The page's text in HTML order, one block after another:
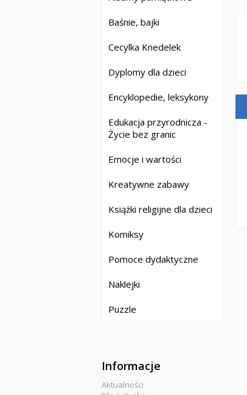
Baśnie, bajki
Cecylka Knedelek
Dyplomy dla dzieci
Encyklopedie, leksykony
Edukacja przyrodnicza -
Życie bez granic
Emocje i wartości
Kreatywne zabawy
Książki religijne dla dzieci
Komiksy
Pomoce dydaktyczne
Naklejki
Puzzle
Informacje
Aktualności